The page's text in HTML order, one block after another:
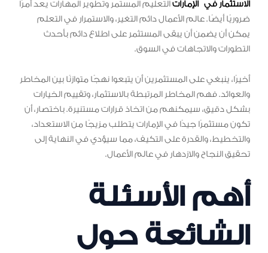
الاستثمار في الإمارات التعليم المستمر وتطوير المهارات يعد أمرًا
ضروريًا أيضًا. عالم الأعمال دائم التغير، والاستمرار في التعلم
يمكن أن يضمن أن يبقى المستثمر على اطلاع دائم بأحدث
التطورات والاتجاهات في السوق.
أخيرًا، ينبغي على المستثمرين أن يتبعوا نهجًا متوازنًا بين المخاطر
والعوائد. فهم المخاطر المرتبطة بالاستثمار، وتقييم الخيارات
بشكل دقيق، سيمكنهم من اتخاذ قرارات مستنيرة. باختصار، أن
تكون مستثمرًا جيدًا في الإمارات يتطلب مزيجًا من الاستعداد،
والتخطيط، والقدرة على التكيف، مما سيؤدي في النهاية إلى
تحقيق النجاح والازدهار في عالم الأعمال.
أهم الأسئلة
الشائعة حول